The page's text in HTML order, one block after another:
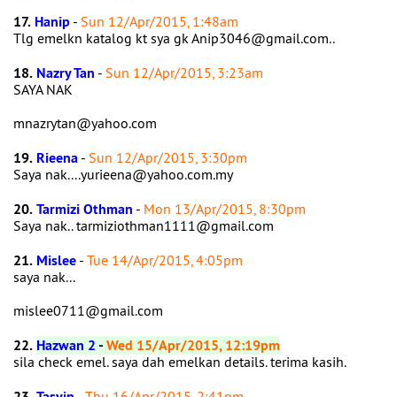
17. Hanip - Sun 12/Apr/2015, 1:48am
Tlg emelkn katalog kt sya gk Anip3046@gmail.com..
18. Nazry Tan - Sun 12/Apr/2015, 3:23am
SAYA NAK
mnazrytan@yahoo.com
19. Rieena - Sun 12/Apr/2015, 3:30pm
Saya nak....yurieena@yahoo.com.my
20.Tarmizi Othman - Mon 13/Apr/2015, 8:30pm
Saya nak.. tarmiziothman1111@gmail.com
21. Mislee - Tue 14/Apr/2015, 4:05pm
saya nak...
mislee0711@gmail.com
22. Hazwan 2-Wed 15/Apr/2015, 12:19pm
sila check emel. saya dah emelkan details. terima kasih.